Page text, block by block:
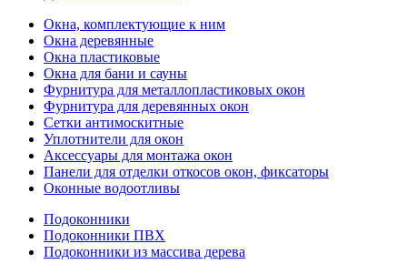
Окна, комплектующие к ним
Окна деревянные
Окна пластиковые
Окна для бани и сауны
Фурнитура для металлопластиковых окон
Фурнитура для деревянных окон
Сетки антимоскитные
Уплотнители для окон
Аксессуары для монтажа окон
Панели для отделки откосов окон, фиксаторы
Оконные водоотливы
Подоконники
Подоконники ПВХ
Подоконники из массива дерева